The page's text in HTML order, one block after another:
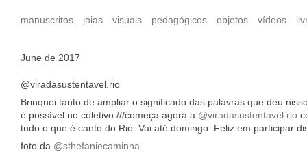
manuscritos joias visuais pedagógicos objetos vídeos
June de 2017
@viradasustentavel.rio
Brinquei tanto de ampliar o significado das palavras que deu
é possível no coletivo.///começa agora a @viradasustentavel.rio
tudo o que é canto do Rio. Vai até domingo. Feliz em participar
foto da @sthefaniecaminha